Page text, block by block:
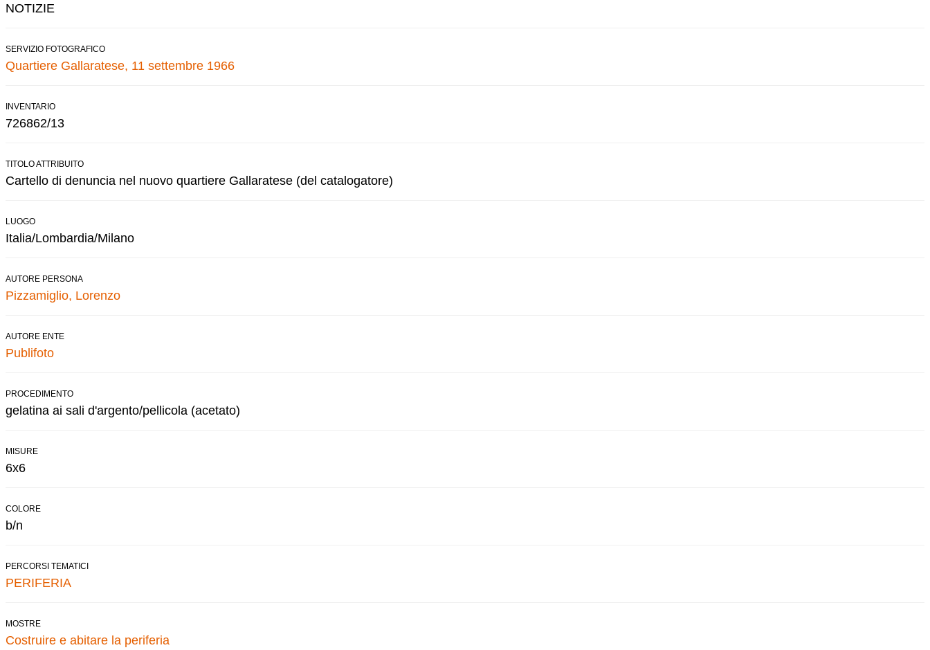
NOTIZIE
SERVIZIO FOTOGRAFICO
Quartiere Gallaratese, 11 settembre 1966
INVENTARIO
726862/13
TITOLO ATTRIBUITO
Cartello di denuncia nel nuovo quartiere Gallaratese (del catalogatore)
LUOGO
Italia/Lombardia/Milano
AUTORE PERSONA
Pizzamiglio, Lorenzo
AUTORE ENTE
Publifoto
PROCEDIMENTO
gelatina ai sali d'argento/pellicola (acetato)
MISURE
6x6
COLORE
b/n
PERCORSI TEMATICI
PERIFERIA
MOSTRE
Costruire e abitare la periferia